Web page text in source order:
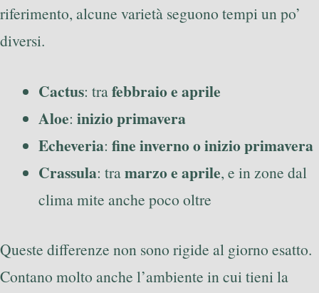
riferimento, alcune varietà seguono tempi un po’
diversi.
Cactus: trafebbraio e aprile
Aloe: inizio primavera
Echeveria: fine inverno o inizio primavera
Crassula: tramarzo e aprile, e in zone dal
clima mite anche poco oltre
Queste differenze non sono rigide al giorno esatto.
Contano molto anche l’ambiente in cui tieni la